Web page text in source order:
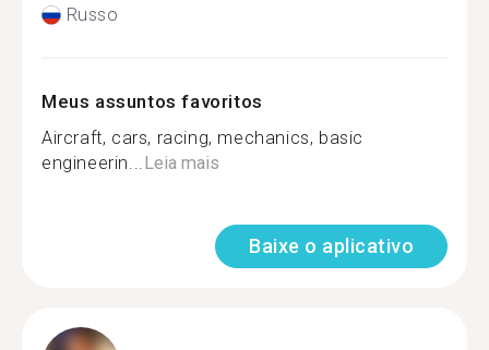
Russo
Meus assuntos favoritos
Aircraft, cars, racing, mechanics, basic
engineerin...Leia mais
Baixe o aplicativo